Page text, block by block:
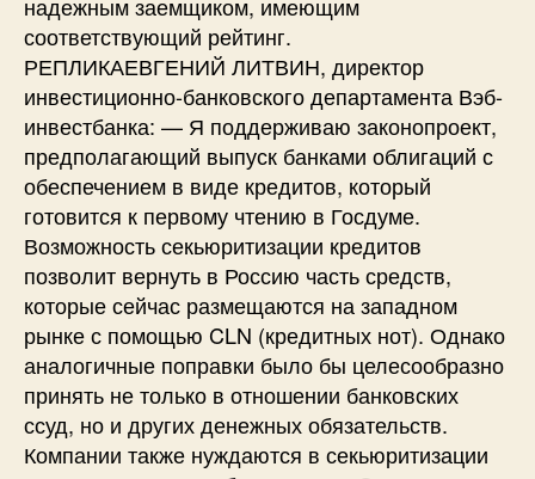
соответствующий рейтинг.
РЕПЛИКАЕВГЕНИЙ ЛИТВИН, директор
инвестиционно-банковского департамента Вэб-
инвестбанка: — Я поддерживаю законопроект,
предполагающий выпуск банками облигаций с
обеспечением в виде кредитов, который
готовится к первому чтению в Госдуме.
Возможность секьюритизации кредитов
позволит вернуть в Россию часть средств,
которые сейчас размещаются на западном
рынке с помощью CLN (кредитных нот). Однако
аналогичные поправки было бы целесообразно
принять не только в отношении банковских
ссуд, но и других денежных обязательств.
Компании также нуждаются в секьюритизации